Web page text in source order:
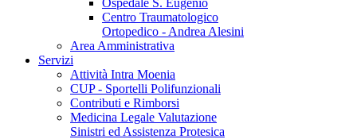
Ospedale S. Eugenio
Centro Traumatologico
Ortopedico - Andrea Alesini
Area Amministrativa
Servizi
Attività Intra Moenia
CUP - Sportelli Polifunzionali
Contributi e Rimborsi
Medicina Legale Valutazione
Sinistri ed Assistenza Protesica